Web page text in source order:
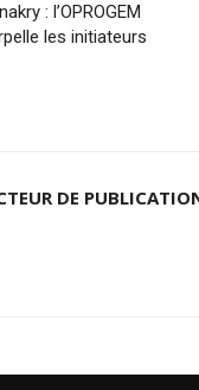
: l’OPROGEM
les initiateurs
DE